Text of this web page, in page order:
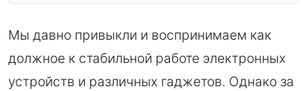
Мы давно привыкли и воспринимаем как
должное к стабильной работе электронных
устройств и различных гаджетов. Однако за